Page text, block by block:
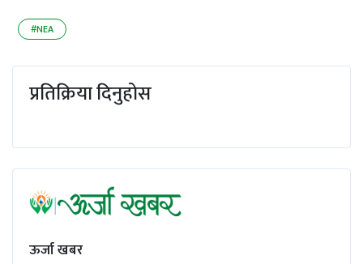
#NEA
प्रतिक्रिया दिनुहोस
ऊर्जा खबर